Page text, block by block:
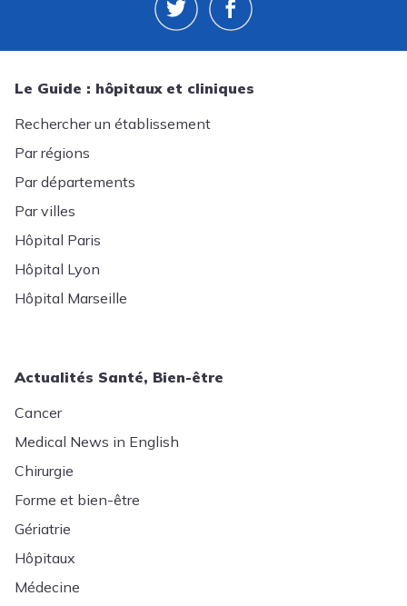
Le Guide : hôpitaux et cliniques
Rechercher un établissement
Par régions
Par départements
Par villes
Hôpital Paris
Hôpital Lyon
Hôpital Marseille
Actualités Santé, Bien-être
Cancer
Medical News in English
Chirurgie
Forme et bien-être
Gériatrie
Hôpitaux
Médecine